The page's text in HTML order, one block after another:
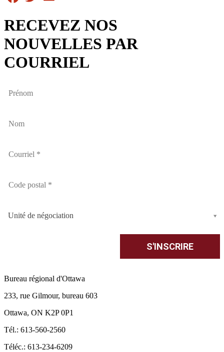
RECEVEZ NOS
NOUVELLES PAR
COURRIEL
Unité de négociation
Bureau régional d'Ottawa
233, rue Gilmour, bureau 603
Ottawa, ON K2P 0P1
Tél.: 613-560-2560
Téléc.: 613-234-6209